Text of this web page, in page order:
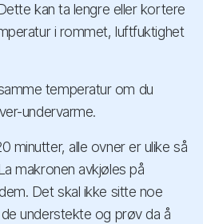
kan ta lengre eller kortere
i rommet, luftfuktighet
temperatur om du
undervarme.
minutter, alle ovner er ulike så
makronen avkjøles på
Det skal ikke sitte noe
understekte og prøv da å